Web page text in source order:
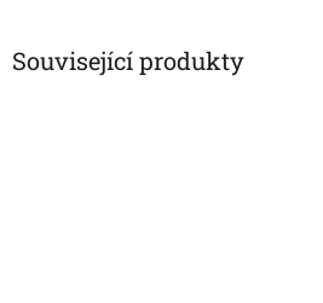
Související produkty